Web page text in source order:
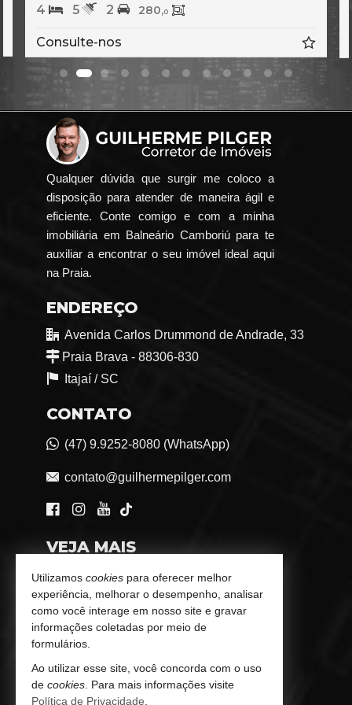
4 5 2 280,0
Consulte-nos
Qualquer dúvida que surgir me coloco a
disposição para atender de maneira ágil e
eficiente. Conte comigo e com a minha
imobiliária em Balneário Camboriú para te
auxiliar a encontrar o seu imóvel ideal aqui
na Praia.
ENDEREÇO
Avenida Carlos Drummond de Andrade, 33
Praia Brava - 88306-830
Itajaí / SC
CONTATO
(47) 9.9252-8080 (WhatsApp)
contato@guilhermepilger.com
VEJA MAIS
Consultoria Imobiliária Personalizada
trabalhe conosco
Indicadores Financeiros
Imóveis Favoritos
Utilizamos cookies para oferecer melhor
experiência, melhorar o desempenho, analisar
como você interage em nosso site e gravar
informações coletadas por meio de
formulários.
Ao utilizar esse site, você concorda com o uso
de cookies . Para mais informações visite
Política de Privacidade